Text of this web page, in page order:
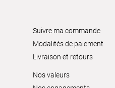
Suivre ma commande
Modalités de paiement
Livraison et retours
Nos valeurs